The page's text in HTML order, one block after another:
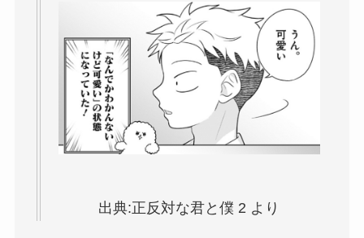
出典:正反対な君と僕 2 より